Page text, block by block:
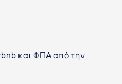
και ΦΠΑ από την